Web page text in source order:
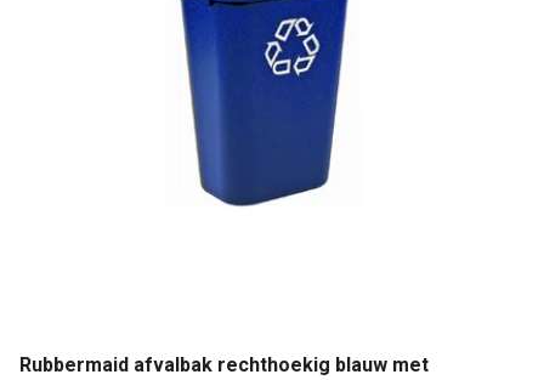
Rubbermaid afvalbak rechthoekig blauw met